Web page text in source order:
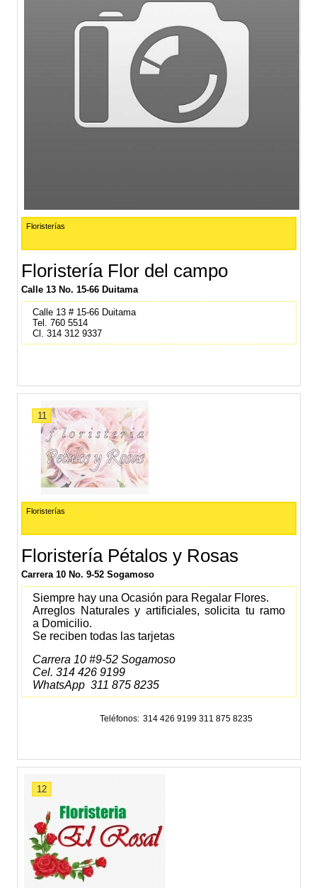
Floristerías
Floristería Flor del campo
Calle 13 No. 15-66 Duitama
Calle 13 # 15-66 Duitama
Tel. 760 5514
Cl. 314 312 9337
11
Floristerías
Floristería Pétalos y Rosas
Carrera 10 No. 9-52 Sogamoso
Siempre hay una Ocasión para Regalar Flores.
Arreglos Naturales y artificiales, solicita tu ramo
a Domicilio.
Se reciben todas las tarjetas
Carrera 10 #9-52 Sogamoso
Cel. 314 426 9199
WhatsApp 311 875 8235
Teléfonos 314 426 9199 311 875 8235
12